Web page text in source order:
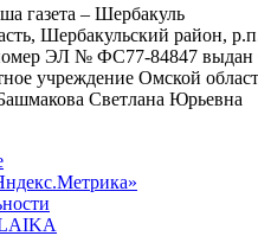
газета – Шербакуль
Шербакульский район,
ЭЛ № ФС77-84847 выдан
учреждение Омской
Светлана Юрьевна
LAIKA